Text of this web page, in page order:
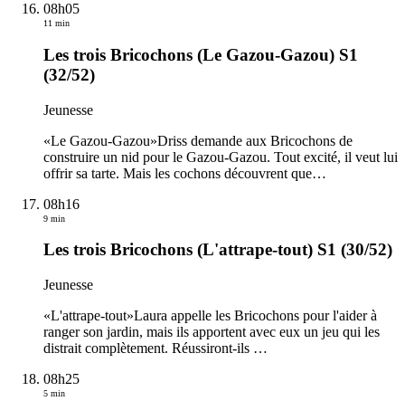
08h05
11 min
Les trois Bricochons (Le Gazou-Gazou) S1
(32/52)
Jeunesse
«Le Gazou-Gazou»Driss demande aux Bricochons de
construire un nid pour le Gazou-Gazou. Tout excité, il veut lui
offrir sa tarte. Mais les cochons découvrent que…
08h16
9 min
Les trois Bricochons (L'attrape-tout) S1 (30/52)
Jeunesse
«L'attrape-tout»Laura appelle les Bricochons pour l'aider à
ranger son jardin, mais ils apportent avec eux un jeu qui les
distrait complètement. Réussiront-ils …
08h25
5 min